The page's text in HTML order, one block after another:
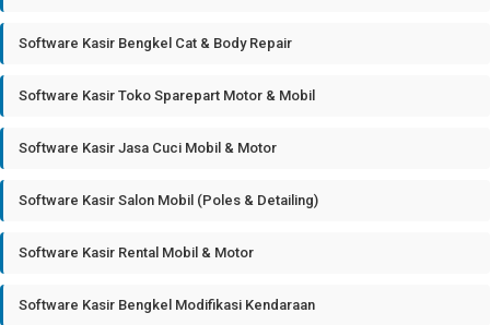
Software Kasir Bengkel Cat & Body Repair
Software Kasir Toko Sparepart Motor & Mobil
Software Kasir Jasa Cuci Mobil & Motor
Software Kasir Salon Mobil (Poles & Detailing)
Software Kasir Rental Mobil & Motor
Software Kasir Bengkel Modifikasi Kendaraan